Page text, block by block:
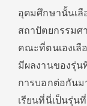
อุดมศึกษานั้นเลื
สถาปัตยกรรมศ
คณะที่ตนเองเลื
มีผลงานของรุ่น
การบอกต่อกันม
เรียนที่นี่เป็นรุ่น